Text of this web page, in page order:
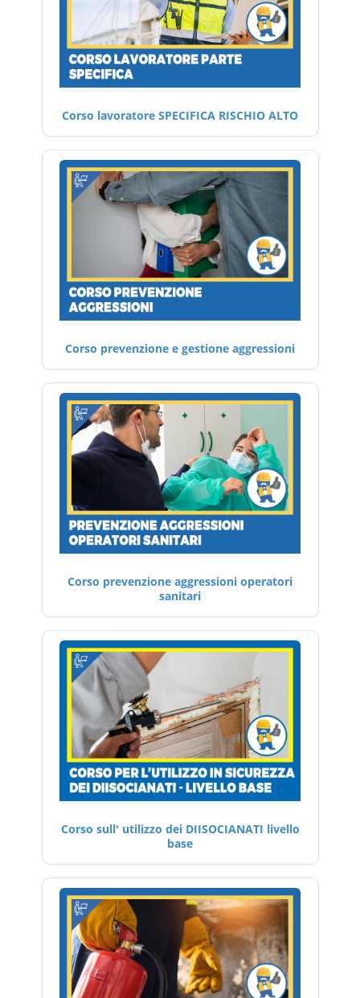
Corso lavoratore SPECIFICA RISCHIO ALTO
Corso prevenzione e gestione aggressioni
Corso prevenzione aggressioni operatori
sanitari
Corso sull' utilizzo dei DIISOCIANATI livello
base